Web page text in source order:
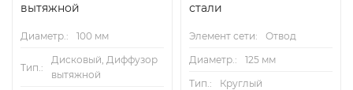
вытяжной
Диаметр.: 100 мм
Тип.:
Дисковый, Диффузор
вытяжной
стали
Элемент сети:
Отвод
Диаметр.:
125 мм
Тип.:
Круглый